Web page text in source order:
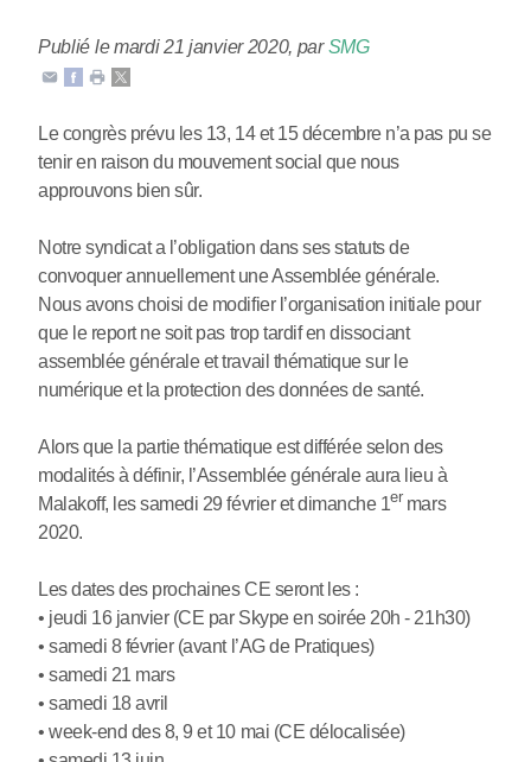
Publié le mardi 21 janvier 2020, parSMG
Le congrès prévu les 13, 14 et 15 décembre n’a pas pu se
tenir en raison du mouvement social que nous
approuvons bien sûr.
Notre syndicat a l’obligation dans ses statuts de
convoquer annuellement une Assemblée générale.
Nous avons choisi de modifier l’organisation initiale pour
que le report ne soit pas trop tardif en dissociant
assemblée générale et travail thématique sur le
numérique et la protection des données de santé.
Alors que la partie thématique est différée selon des
modalités à définir, l’Assemblée générale aura lieu à
Malakoff, les samedi 29 février et dimanche 1er mars
2020.
Les dates des prochaines CE seront les :
• jeudi 16 janvier (CE par Skype en soirée 20h - 21h30)
• samedi 8 février (avant l’AG de Pratiques)
• samedi 21 mars
• samedi 18 avril
• week-end des 8, 9 et 10 mai (CE délocalisée)